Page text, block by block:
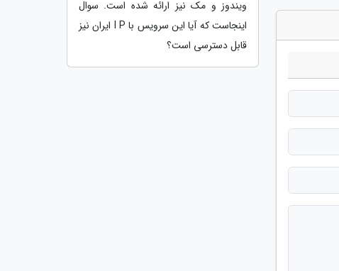
ویندوز و مک نیز ارائه شده است. سوال
اینجاست که آیا این سرویس با I P ایران نیز
قابل دسترسی است؟